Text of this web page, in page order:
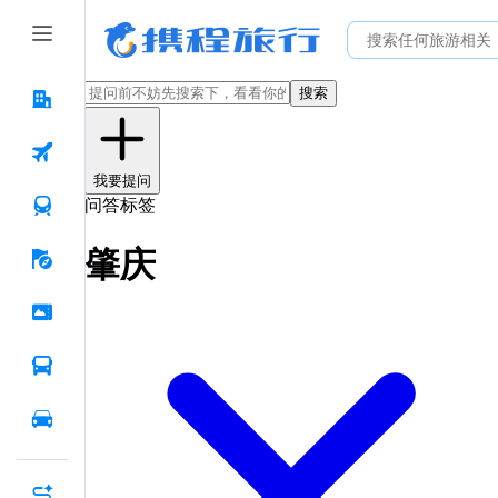
搜索
我要提问
问答标签
肇庆